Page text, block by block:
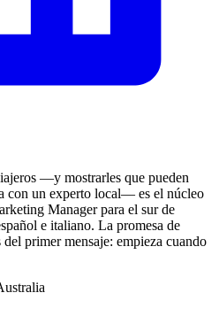
—y mostrarles que pueden
con un experto local— es el núcleo
Manager para el sur de
e italiano. La promesa de
primer mensaje: empieza cuando